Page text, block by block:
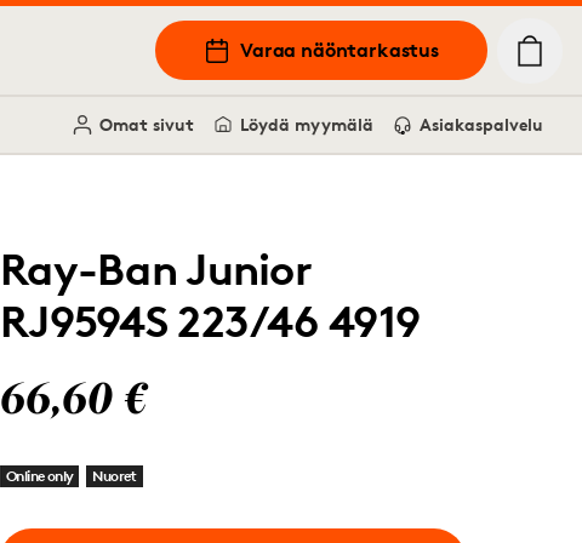
Varaa näöntarkastus
Omat sivut Löydä myymälä Asiakaspalvelu
Ray-Ban Junior
RJ9594S 223/46 4919
66,60 €
Online only Nuoret